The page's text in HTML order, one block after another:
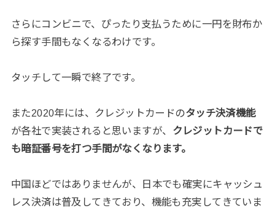
さらにコンビニで、ぴったり支払うために一円を財布か
ら探す手間もなくなるわけです。
タッチして一瞬で終了です。
また2020年には、クレジットカードのタッチ決済機能
が各社で実装されると思いますが、 クレジットカードで
も暗証番号を打つ手間がなくなります。
中国ほどではありませんが、日本でも確実にキャッシュ
レス決済は普及してきており、機能も充実してきていま